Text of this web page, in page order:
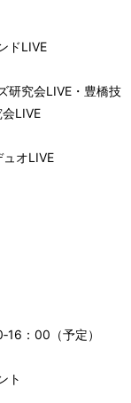
ドLIVE
研究会LIVE・豊橋技
LIVE
オLIVE
：00（予定）
ト